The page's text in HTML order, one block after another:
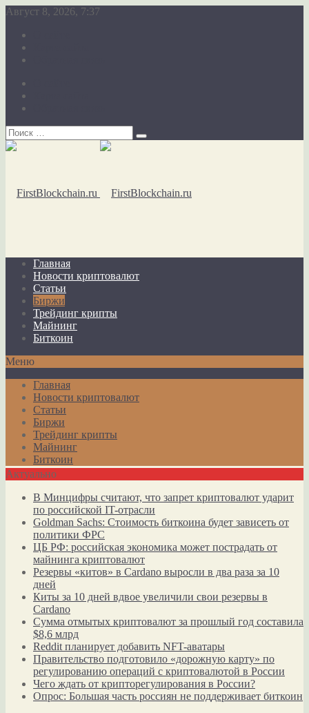
Август 8, 2026, 7:37
Главная
Новости криптовалют
Статьи
Биржи
Трейдинг крипты
Майнинг
Биткоин
Меню
Главная
Новости криптовалют
Статьи
Биржи
Трейдинг крипты
Майнинг
Биткоин
Актуально
В Минцифры считают, что запрет криптовалют ударит
по российской IT-отрасли
Goldman Sachs: Стоимость биткоина будет зависеть от
политики ФРС
ЦБ РФ: российская экономика может пострадать от
майнинга криптовалют
Резервы «китов» в Cardano выросли в два раза за 10
дней
Киты за 10 дней вдвое увеличили свои резервы в
Cardano
Сумма отмытых криптовалют за прошлый год составила
$8,6 млрд
Reddit планирует добавить NFT-аватары
Правительство подготовило «дорожную карту» по
регулированию операций с криптовалютой в России
Чего ждать от крипторегулирования в России?
Опрос: Большая часть россиян не поддерживает биткоин